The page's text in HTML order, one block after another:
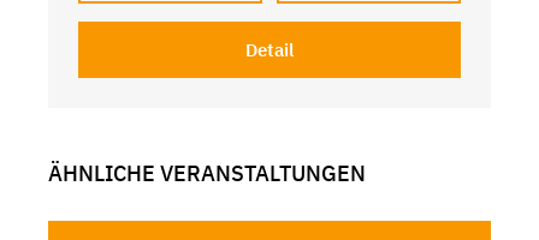
Detail
ÄHNLICHE VERANSTALTUNGEN